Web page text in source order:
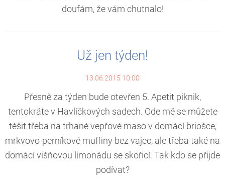
doufám, že vám chutnalo!
Už jen týden!
13.06.2015 10:00
Přesně za týden bude otevřen 5. Apetit piknik,
tentokráte v Havlíčkových sadech. Ode mě se můžete
těšit třeba na trhané vepřové maso v domácí briošce,
mrkvovo-perníkové muffiny bez vajec, ale třeba také na
domácí višňovou limonádu se skořicí. Tak kdo se přijde
podívat?